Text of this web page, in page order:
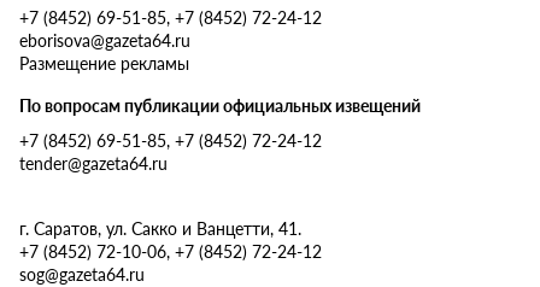
+7 (8452) 69-51-85, +7 (8452) 72-24-12
eborisova@gazeta64.ru
Размещение рекламы
По вопросам публикации официальных извещений
+7 (8452) 69-51-85, +7 (8452) 72-24-12
tender@gazeta64.ru
г. Саратов, ул. Сакко и Ванцетти, 41.
+7 (8452) 72-10-06, +7 (8452) 72-24-12
sog@gazeta64.ru